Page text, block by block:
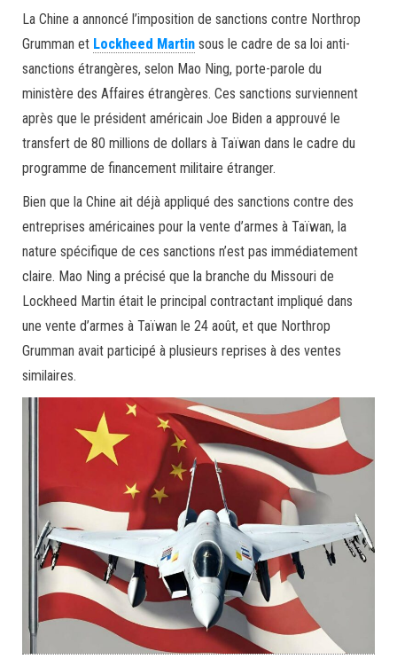
La Chine a annoncé l’imposition de sanctions contre Northrop
Grumman et Lockheed Martin sous le cadre de sa loi anti-
sanctions étrangères, selon Mao Ning, porte-parole du
ministère des Affaires étrangères. Ces sanctions surviennent
après que le président américain Joe Biden a approuvé le
transfert de 80 millions de dollars à Taïwan dans le cadre du
programme de financement militaire étranger.
Bien que la Chine ait déjà appliqué des sanctions contre des
entreprises américaines pour la vente d’armes à Taïwan, la
nature spécifique de ces sanctions n’est pas immédiatement
claire. Mao Ning a précisé que la branche du Missouri de
Lockheed Martin était le principal contractant impliqué dans
une vente d’armes à Taïwan le 24 août, et que Northrop
Grumman avait participé à plusieurs reprises à des ventes
similaires.